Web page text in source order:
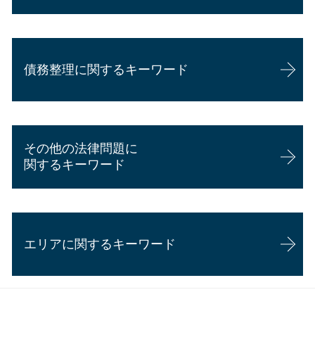
相続 調停 流れ
相続 必要書類
相続 妨害
相続放棄 できない ケース
相続 もめる
相続 割合
過失割合 相談
後遺障害慰謝料とは
逸失利益 計算方法
人身事故 物損事故 違い
交通事故証明書 物件事故
後遺障害 弁護士意見書
休業損害 計算
交通事故 慰謝料 相場
歩行者 飛び出し 過失割合
交通事故 損害賠償
顧問弁護士 メリット
企業法務 資格
会社 顧問弁護士 個人相談
企業法務 事務所
顧問弁護士 年収
企業法務 勉強
企業法務
内定取り消し 理由
顧問弁護士と弁護士の違い
顧問弁護士 費用 個人
債務整理に関するキーワード
債務整理とは 個人
任意整理 デメリット
個人再生 バレる
債務整理 おすすめ
任意整理 期間延長
過払い金請求 デメリット
任意整理 返済期間 7年
債務整理 弁護士 費用
その他の法律問題に
関するキーワード
離婚調停 弁護士
離婚 協議
離婚 強い 弁護士
エリアに関するキーワード